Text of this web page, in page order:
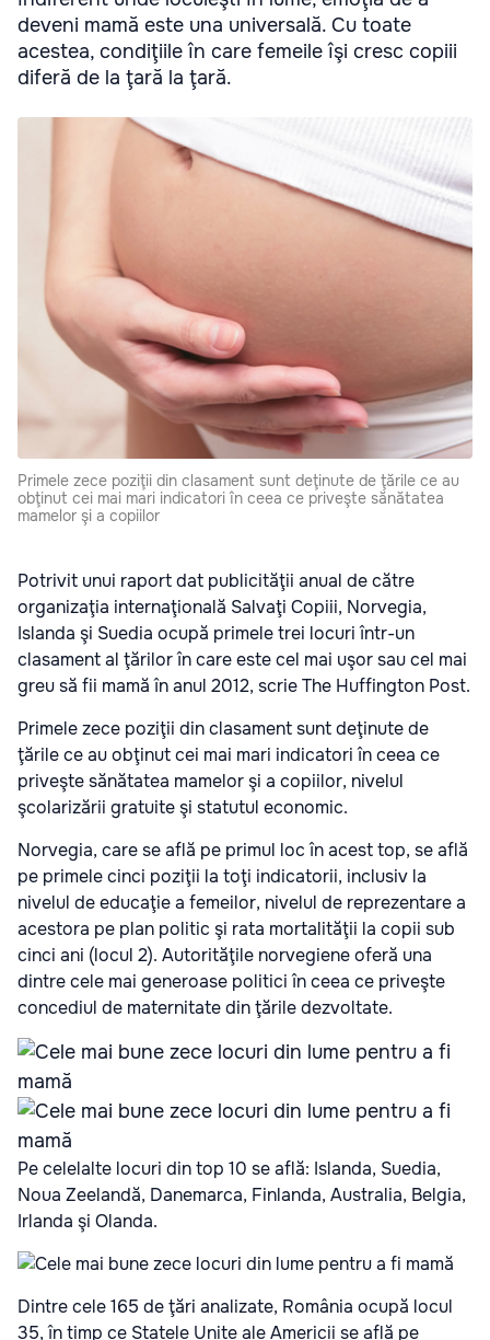
deveni mamă este una universală. Cu toate
acestea, condiţiile în care femeile îşi cresc copiii
diferă de la ţară la ţară.
Primele zece poziţii din clasament sunt deţinute de ţările ce au
obţinut cei mai mari indicatori în ceea ce priveşte sănătatea
mamelor şi a copiilor
Potrivit unui raport dat publicităţii anual de către
organizaţia internaţională Salvaţi Copiii, Norvegia,
Islanda şi Suedia ocupă primele trei locuri într-un
clasament al ţărilor în care este cel mai uşor sau cel mai
greu să fii mamă în anul 2012, scrieThe Huffington Post.
Primele zece poziţii din clasament sunt deţinute de
ţările ce au obţinut cei mai mari indicatori în ceea ce
priveşte sănătatea mamelor şi a copiilor, nivelul
şcolarizării gratuite şi statutul economic.
Norvegia, care se află pe primul loc în acest top, se află
pe primele cinci poziţii la toţi indicatorii, inclusiv la
nivelul de educaţie a femeilor, nivelul de reprezentare a
acestora pe plan politic şi rata mortalităţii la copii sub
cinci ani (locul 2). Autorităţile norvegiene oferă una
dintre cele mai generoase politici în ceea ce priveşte
concediul de maternitate din ţările dezvoltate.
Pe celelalte locuri din top 10 se află: Islanda, Suedia,
Noua Zeelandă, Danemarca, Finlanda, Australia, Belgia,
Irlanda şi Olanda.
Dintre cele 165 de ţări analizate, România ocupă locul
35, în timp ce Statele Unite ale Americii se află pe